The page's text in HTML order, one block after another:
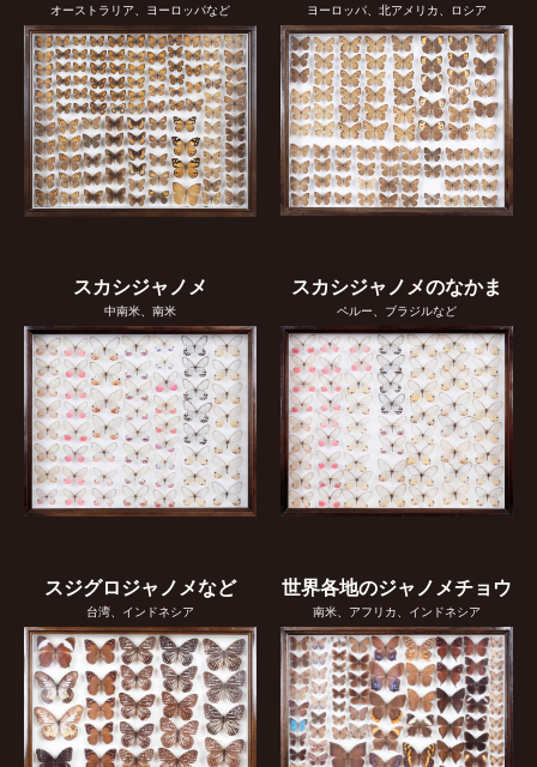
オーストラリア、ヨーロッパなど ヨーロッパ、北アメリカ、ロシア
スカシジャノメ
中南米、南米
スカシジャノメのなかま
ペルー、ブラジルなど
スジグロジャノメなど
台湾、インドネシア
世界各地のジャノメチョウ
南米、アフリカ、インドネシア